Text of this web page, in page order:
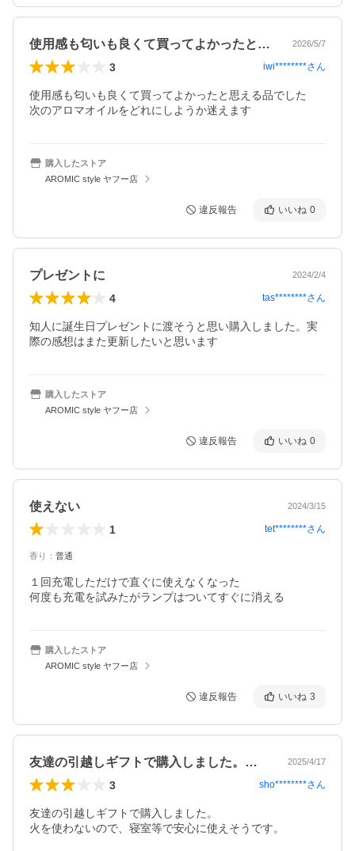
使用感も匂いも良くて買ってよかったと思… 2026/5/7
3 iwi********さん
使用感も匂いも良くて買ってよかったと思える品でした
次のアロマオイルをどれにしようか迷えます
購入したストア
AROMIC style ヤフー店
違反報告 いいね 0
プレゼントに 2024/2/4
4 tas********さん
知人に誕生日プレゼントに渡そうと思い購入しました。実
際の感想はまた更新したいと思います
購入したストア
AROMIC style ヤフー店
違反報告 いいね 0
使えない 2024/3/15
1 tet********さん
香り ： 普通
１回充電しただけで直ぐに使えなくなった
何度も充電を試みたがランプはついてすぐに消える
購入したストア
AROMIC style ヤフー店
違反報告 いいね 3
友達の引越しギフトで購入しました。火を… 2025/4/17
3 sho********さん
友達の引越しギフトで購入しました。
火を使わないので、寝室等で安心に使えそうです。